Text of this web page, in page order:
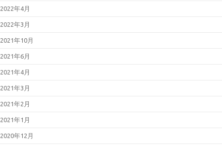
ける認証回避の脆弱性について
2025年12月12日
性について（CVE-2025-55182）
2022年4月
2022年3月
2021年10月
2021年6月
2021年4月
2021年3月
2021年2月
2021年1月
2020年12月